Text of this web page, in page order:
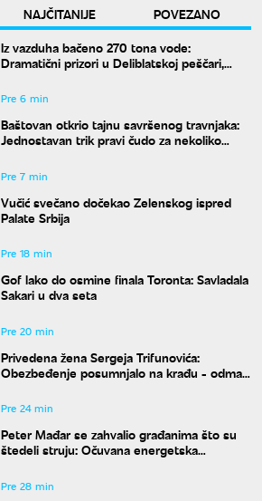
NAJČITANIJE
POVEZANO
Iz vazduha bačeno 270 tona vode:
Dramatični prizori u Deliblatskoj peščari,
stihijom
Pre 6 min
Baštovan otkrio tajnu savršenog travnjaka:
Jednostavan trik pravi čudo za nekoliko
Pre 7 min
Vučić svečano dočekao Zelenskog ispred
Palate Srbija
Pre 18 min
Gof lako do osmine finala Toronta: Savladala
Sakari u dva seta
Pre 20 min
Privedena žena Sergeja Trifunovića:
Obezbeđenje posumnjalo na krađu - odmah
Pre 24 min
Peter Mađar se zahvalio građanima što su
štedeli struju: Očuvana energetska
Pre 28 min